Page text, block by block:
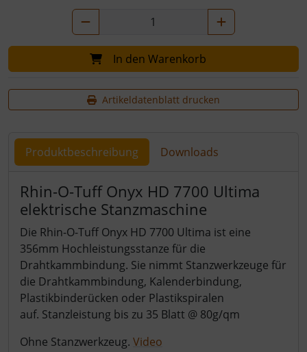
In den Warenkorb
Artikeldatenblatt drucken
Produktbeschreibung Downloads
Produktbeschreibung
Rhin-O-Tuff Onyx HD 7700 Ultima
elektrische Stanzmaschine
Die Rhin-O-Tuff Onyx HD 7700 Ultima ist eine
356mm Hochleistungsstanze für die
Drahtkammbindung. Sie nimmt Stanzwerkzeuge für
die Drahtkammbindung, Kalenderbindung,
Plastikbinderücken oder Plastikspiralen
auf. Stanzleistung bis zu 35 Blatt @ 80g/qm
Ohne Stanzwerkzeug. Video